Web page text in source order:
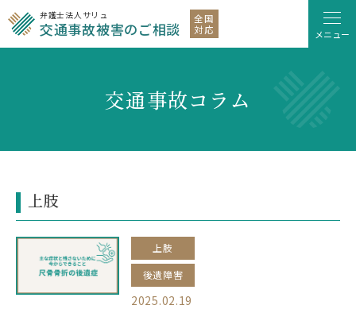
弁護士法人サリュ
交通事故被害のご相談
全国
対応
メニュー
交通事故コラム
上肢
上肢
後遺障害
2025.02.19